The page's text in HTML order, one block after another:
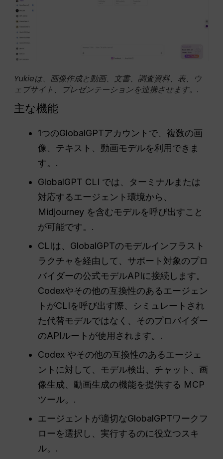
Yukieは、画像作成と動画、文書、調査資料、表、ウ
ェブサイト、プレゼンテーションを連携させます。.
主な機能
1つのGlobalGPTアカウントで、複数の画
像、テキスト、動画モデルを利用できま
す。.
GlobalGPT CLI では、ターミナルまたは
対応するエージェント環境から、
Midjourney を含むモデルを呼び出すこと
が可能です。.
CLIは、GlobalGPTのモデルインフラスト
ラクチャを経由して、サポート対象のプロ
バイダーの公式モデルAPIに接続します。
Codexやその他の互換性のあるエージェン
トがCLIを呼び出す際、シミュレートされ
た代替モデルではなく、そのプロバイダー
のAPIルートが使用されます。.
Codex やその他の互換性のあるエージェ
ントに対して、モデル検出、チャット、画
像生成、動画生成の機能を提供する MCP
ツール。.
エージェントが適切なGlobalGPTワークフ
ローを選択し、実行するのに役立つスキ
ル。.